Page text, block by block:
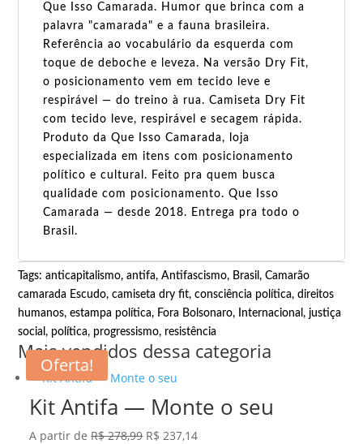
Que Isso Camarada. Humor que brinca com a
palavra "camarada" e a fauna brasileira.
Referência ao vocabulário da esquerda com
toque de deboche e leveza. Na versão Dry Fit,
o posicionamento vem em tecido leve e
respirável — do treino à rua. Camiseta Dry Fit
com tecido leve, respirável e secagem rápida.
Produto da Que Isso Camarada, loja
especializada em itens com posicionamento
político e cultural. Feito pra quem busca
qualidade com posicionamento. Que Isso
Camarada — desde 2018. Entrega pra todo o
Brasil.
Tags:anticapitalismo,antifa,Antifascismo, Brasil,Camarão
camarada Escudo,camiseta dry fit,consciência política,direitos
humanos,estampa política, Fora Bolsonaro, Internacional,justiça
social, política, progressismo, resistência
Mais vendidos dessa categoria
Oferta!
Kit Antifa — Monte o seu
A partir deR$278,99 O
R$ 237,14O